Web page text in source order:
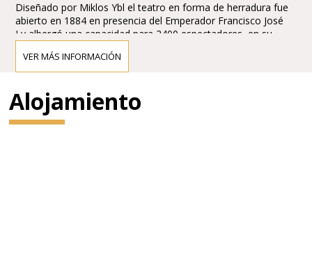
Diseñado por Miklos Ybl el teatro en forma de herradura fue
abierto en 1884 en presencia del Emperador Francisco José
I y albergó una capacidad para 2400 espectadores, en su
El compositor y director Gustav Mahler fue director artístico
del teatro en 1887-1891 iniciando una era dorada a la que se
sumaron Richard Strauss, Wilhelm Furtwängler y Otto
VER MÁS INFORMACIÓN
Alojamiento